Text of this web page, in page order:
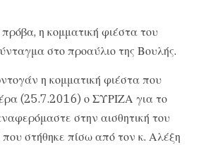
η κομματική φιέστα του
στο προαύλιο της Βουλής.
η κομματική φιέστα που
(25.7.2016) ο ΣΥΡΙΖΑ για το
στην αισθητική του
στήθηκε πίσω από τον κ. Αλέξη